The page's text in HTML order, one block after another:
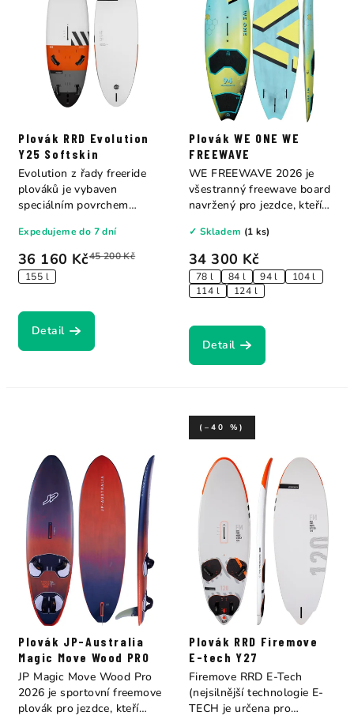
Plovák RRD Evolution
Y25 Softskin
36 160 Kč45 200 Kč
155 l
Expedujeme do 7 dní
Detail
Evolution z řady freeride
plováků je vybaven
speciálním povrchem
Plovák WE ONE WE
FREEWAVE
34 300 Kč
78 l 84 l 94 l
104 l
114 l
124 l
✓ Skladem (1 ks)
Detail
WE FREEWAVE 2026 je
všestranný freewave board
navržený pro jezdce, kteří
Plovák JP-Australia
Magic Move Wood PRO
JP Magic Move Wood Pro
2026 je sportovní freemove
plovák pro jezdce, kteří
Plovák RRD Firemove
E-tech Y27
(–40 %)
Firemove RRD E-Tech
(nejsilnější technologie E-
TECH je určena pro